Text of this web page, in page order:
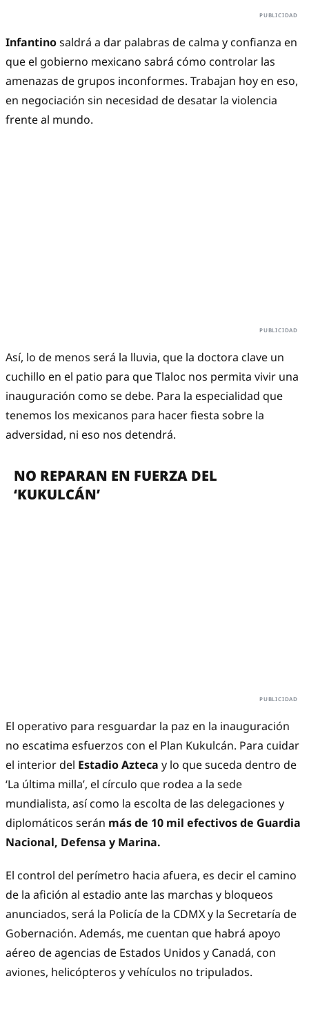
Infantinosaldrá a dar palabras de calma y confianza en
que el gobierno mexicano sabrá cómo controlar las
amenazas de grupos inconformes. Trabajan hoy en eso,
en negociación sin necesidad de desatar la violencia
frente al mundo.
Así, lo de menos será la lluvia, que la doctora clave un
cuchillo en el patio para que Tlaloc nos permita vivir una
inauguración como se debe. Para la especialidad que
tenemos los mexicanos para hacer fiesta sobre la
adversidad, ni eso nos detendrá.
NO REPARAN EN FUERZA DEL
‘KUKULCÁN’
El operativo para resguardar la paz en la inauguración
no escatima esfuerzos con el Plan Kukulcán. Para cuidar
el interior del Estadio Azteca y lo que suceda dentro de
‘La última milla’, el círculo que rodea a la sede
mundialista, así como la escolta de las delegaciones y
diplomáticos serán más de 10 mil efectivos de Guardia
Nacional, Defensa y Marina.
El control del perímetro hacia afuera, es decir el camino
de la afición al estadio ante las marchas y bloqueos
anunciados, será la Policía de la CDMX y la Secretaría de
Gobernación. Además, me cuentan que habrá apoyo
aéreo de agencias de Estados Unidos y Canadá, con
aviones, helicópteros y vehículos no tripulados.